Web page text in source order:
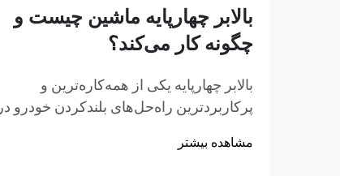
بالابر چهارپایه ماشین چیست و
چگونه کار می‌کند؟
بالابر چهارپایه یکی از همه‌کاره‌ترین و
پرکاربردترین راه‌حل‌های بلندکردن خودرو در
تجاری در سراسر جهان است. برخلاف
مشاهده بیشتر